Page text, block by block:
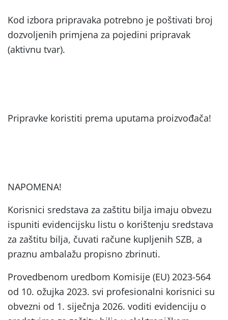
Kod izbora pripravaka potrebno je poštivati broj
dozvoljenih primjena za pojedini pripravak
(aktivnu tvar).
Pripravke koristiti prema uputama proizvođača!
NAPOMENA!
Korisnici sredstava za zaštitu bilja imaju obvezu
ispuniti evidencijsku listu o korištenju sredstava
za zaštitu bilja, čuvati račune kupljenih SZB, a
praznu ambalažu propisno zbrinuti.
Provedbenom uredbom Komisije (EU) 2023-564
od 10. ožujka 2023. svi profesionalni korisnici su
obvezni od 1. siječnja 2026. voditi evidenciju o